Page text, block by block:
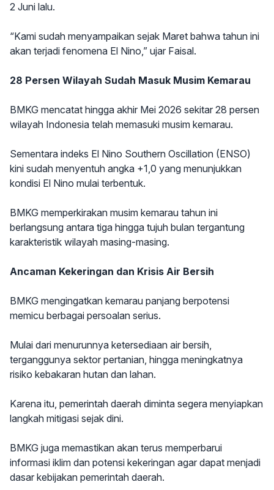
2 Juni lalu.
“Kami sudah menyampaikan sejak Maret bahwa tahun ini
akan terjadi fenomena El Nino,” ujar Faisal.
28 Persen Wilayah Sudah Masuk Musim Kemarau
BMKG mencatat hingga akhir Mei 2026 sekitar 28 persen
wilayah Indonesia telah memasuki musim kemarau.
Sementara indeks El Nino Southern Oscillation (ENSO)
kini sudah menyentuh angka +1,0 yang menunjukkan
kondisi El Nino mulai terbentuk.
BMKG memperkirakan musim kemarau tahun ini
berlangsung antara tiga hingga tujuh bulan tergantung
karakteristik wilayah masing-masing.
Ancaman Kekeringan dan Krisis Air Bersih
BMKG mengingatkan kemarau panjang berpotensi
memicu berbagai persoalan serius.
Mulai dari menurunnya ketersediaan air bersih,
terganggunya sektor pertanian, hingga meningkatnya
risiko kebakaran hutan dan lahan.
Karena itu, pemerintah daerah diminta segera menyiapkan
langkah mitigasi sejak dini.
BMKG juga memastikan akan terus memperbarui
informasi iklim dan potensi kekeringan agar dapat menjadi
dasar kebijakan pemerintah daerah.